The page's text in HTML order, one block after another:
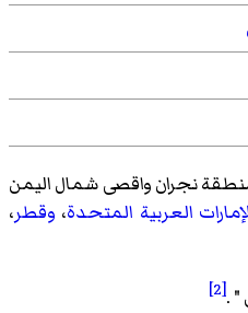
نجران واقصى شمال اليمن
العربية المتحدة، وقطر،
" .
[2]